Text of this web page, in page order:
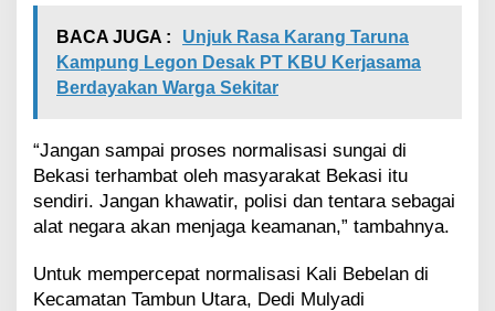
BACA JUGA :
Unjuk Rasa Karang Taruna
Kampung Legon Desak PT KBU Kerjasama
Berdayakan Warga Sekitar
“Jangan sampai proses normalisasi sungai di
Bekasi terhambat oleh masyarakat Bekasi itu
sendiri. Jangan khawatir, polisi dan tentara sebagai
alat negara akan menjaga keamanan,” tambahnya.
Untuk mempercepat normalisasi Kali Bebelan di
Kecamatan Tambun Utara, Dedi Mulyadi